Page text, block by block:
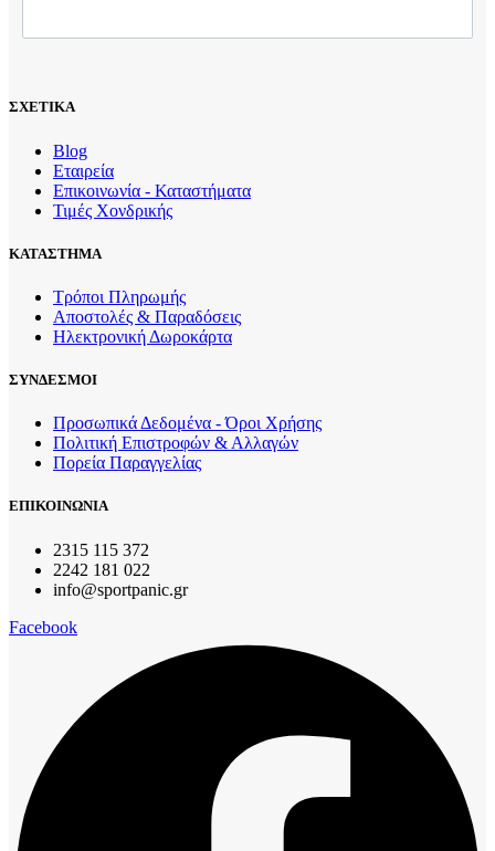
ΣΧΕΤΙΚΑ
Blog
Εταιρεία
Επικοινωνία - Καταστήματα
Τιμές Χονδρικής
ΚΑΤΑΣΤΗΜΑ
Τρόποι Πληρωμής
Αποστολές & Παραδόσεις
Ηλεκτρονική Δωροκάρτα
ΣΥΝΔΕΣΜΟΙ
Προσωπικά Δεδομένα - Όροι Χρήσης
Πολιτική Επιστροφών & Αλλαγών
Πορεία Παραγγελίας
ΕΠΙΚΟΙΝΩΝΙΑ
2315 115 372
2242 181 022
info@sportpanic.gr
Facebook